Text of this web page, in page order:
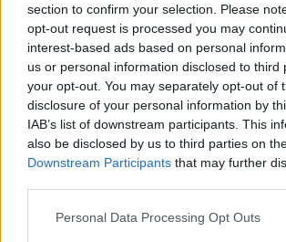
section to confirm your selection. Please
opt-out request is processed you may
interest-based ads based on personal
us or personal information disclosed to third
your opt-out. You may separately opt-out of
disclosure of your personal information by
IAB’s list of downstream participants. This
also be disclosed by us to third parties on
Downstream Participants that may further
Personal Data Processing Opt Outs
και μάθετε πρώτοιτα πιο hot νέα.
Εσύ μπήκες στο E-Daily.gr; Τα
και ότι σου κάνει κλικ!
Ακολουθήστε το E-Radio.gr και
ΔΙΑΦΗΜΙΣΗ